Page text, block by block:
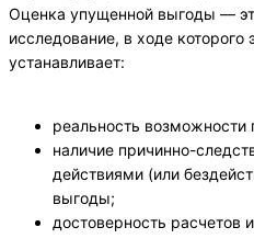
Оценка упущенной выгоды —
исследование, в ходе которого
устанавливает:
реальность возможности
наличие причинно-
действиями (или
выгоды;
достоверность расчетов